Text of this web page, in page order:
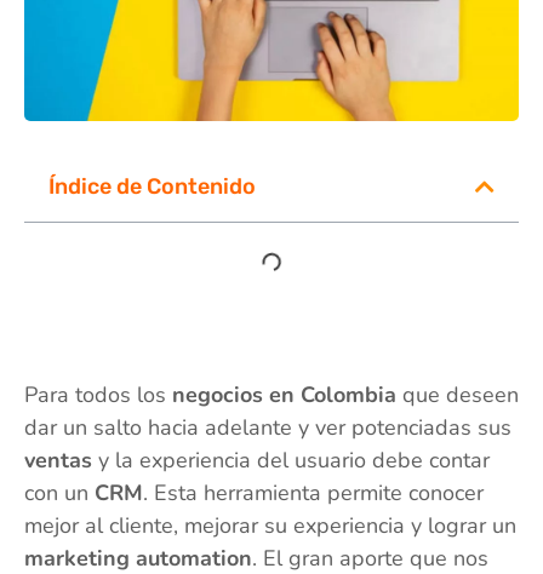
Índice de Contenido
Para todos los negocios en Colombia que deseen
dar un salto hacia adelante y ver potenciadas sus
ventas y la experiencia del usuario debe contar
con un CRM. Esta herramienta permite conocer
mejor al cliente, mejorar su experiencia y lograr un
marketing automation. El gran aporte que nos